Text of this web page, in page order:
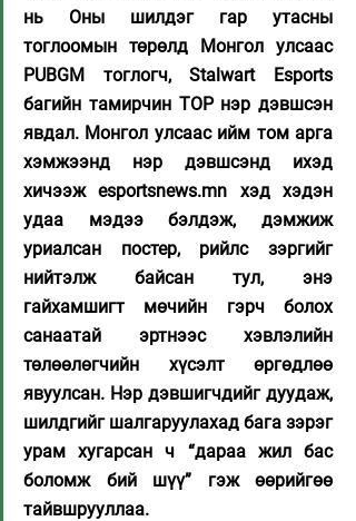
нь Оны шилдэг гар утасны
тоглоомын төрөлд Монгол улсаас
PUBGM тоглогч, Stalwart Esports
багийн тамирчин TOP нэр дэвшсэн
явдал. Монгол улсаас ийм том арга
хэмжээнд нэр дэвшсэнд ихэд
хичээж esportsnews.mn хэд хэдэн
удаа мэдээ бэлдэж, дэмжиж
уриалсан постер, рийлс зэргийг
нийтэлж байсан тул, энэ
гайхамшигт мөчийн гэрч болох
санаатай эртнээс хэвлэлийн
төлөөлөгчийн хүсэлт өргөдлөө
явуулсан. Нэр дэвшигчдийг дуудаж,
шилдгийг шалгаруулахад бага зэрэг
урам хугарсан ч “дараа жил бас
боломж бий шүү” гэж өөрийгөө
тайвшрууллаа.